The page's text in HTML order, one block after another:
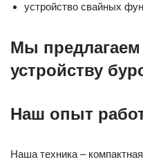
устройство свайных
Мы
устройству
Наш опыт
Наша техника –